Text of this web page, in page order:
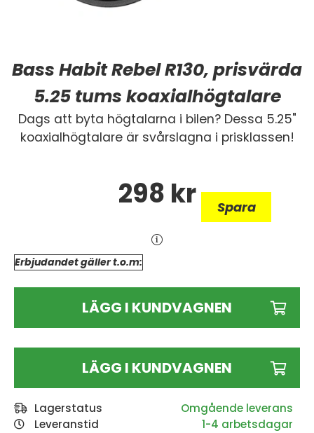
Bass Habit Rebel R130, prisvärda
5.25 tums koaxialhögtalare
Dags att byta högtalarna i bilen? Dessa 5.25"
koaxialhögtalare är svårslagna i prisklassen!
298 kr Spara
Erbjudandet gäller t.o.m:
LÄGG I KUNDVAGNEN
LÄGG I KUNDVAGNEN
Lagerstatus
Leveranstid
1-4 arbetsdagar